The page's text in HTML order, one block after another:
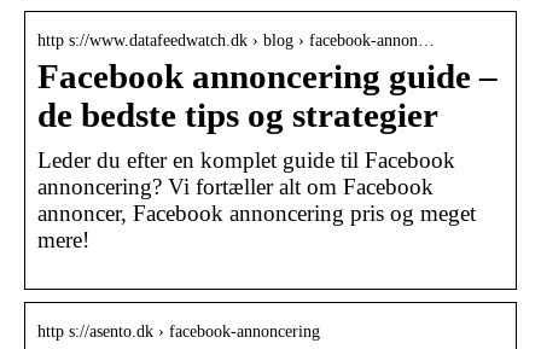
http s://www.datafeedwatch.dk › blog › facebook-annon…
Facebook annoncering guide –
de bedste tips og strategier
Leder du efter en komplet guide til Facebook
annoncering? Vi fortæller alt om Facebook
annoncer, Facebook annoncering pris og meget
mere!
http s://asento.dk › facebook-annoncering